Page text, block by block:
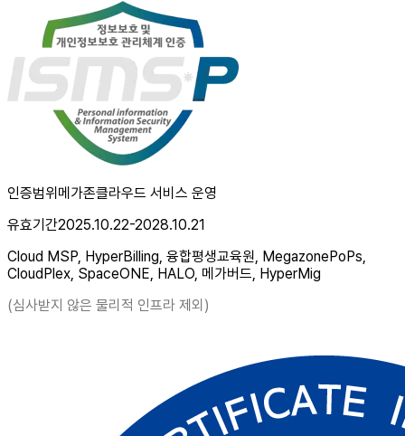
인증범위 메가존클라우드 서비스 운영
유효기간2025.10.22-2028.10.21
Cloud MSP, HyperBilling, 융합평생교육원, MegazonePoPs,
CloudPlex, SpaceONE, HALO, 메가버드, HyperMig
(심사받지 않은 물리적 인프라 제외)